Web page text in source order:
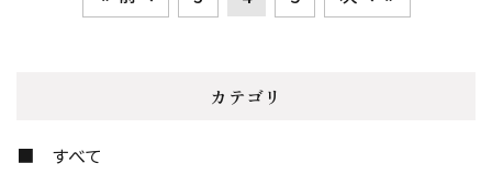
カテゴリ
すべて